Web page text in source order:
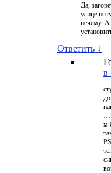
Да,
улице
нечему. А
Ответить ↓
в